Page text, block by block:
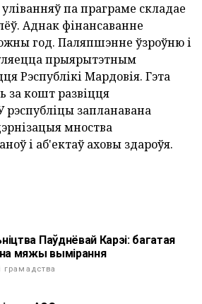
па праграме складае
Аднак фінансаванне
год. Паляпшэнне ўзроўню і
прыярытэтным
Рэспублікі Мардовія. Гэта
за кошт развіцця
рэспубліцы запланавана
мноства
і аб'ектаў аховы здароўя.
Паўднёвай Карэі: багатая
на мяжы вымірання
грамадства